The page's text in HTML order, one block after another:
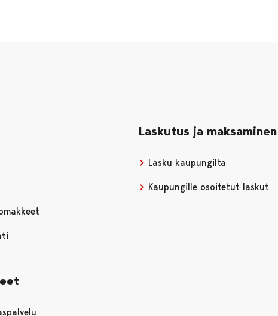
Laskutus ja maksaminen
Lasku kaupungilta
Kaupungille osoitetut laskut